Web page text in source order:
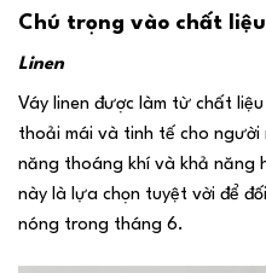
Chú trọng vào chất liệu
Linen
Váy linen được làm từ chất
thoải mái và tinh tế cho
năng thoáng khí và khả năng
này là lựa chọn tuyệt vời để
nóng trong tháng 6.